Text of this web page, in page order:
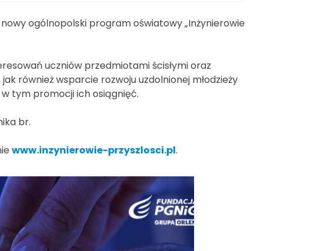
nowy ogólnopolski program oświatowy „Inżynierowie
uczniów przedmiotami ścisłymi oraz
również wsparcie rozwoju uzdolnionej młodzieży
tym promocji ich osiągnięć.
br.
www.inzynierowie-przyszlosci.pl.